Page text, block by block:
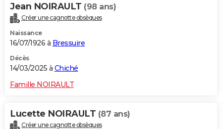
Jean NOIRAULT (98 ans)
Créer une cagnotte obsèques
Naissance
16/07/1926 à Bressuire
Décès
14/03/2025 à Chiché
Famille NOIRAULT
Lucette NOIRAULT (87 ans)
Créer une cagnotte obsèques